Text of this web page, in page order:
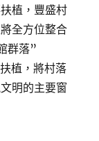
植，豐盛村
全方位整合
群落”
植，將村落
明的主要窗